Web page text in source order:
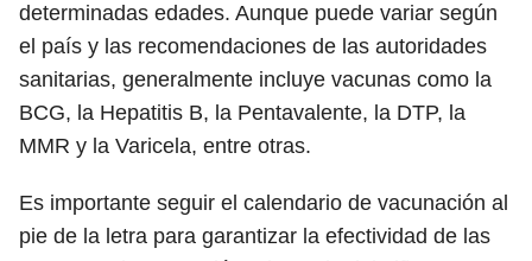
determinadas edades. Aunque puede variar según
el país y las recomendaciones de las autoridades
sanitarias, generalmente incluye vacunas como la
BCG, la Hepatitis B, la Pentavalente, la DTP, la
MMR y la Varicela, entre otras.
Es importante seguir el calendario de vacunación al
pie de la letra para garantizar la efectividad de las